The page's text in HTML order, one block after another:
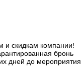
скидкам компании!
бронь
дней до мероприятия